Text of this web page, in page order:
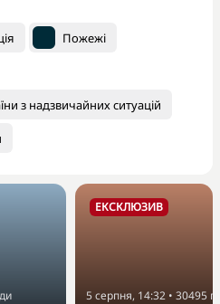
Пожежі
з надзвичайних ситуацій
ЕКСКЛЮЗИВ
5 серпня, 14:32 • 30495